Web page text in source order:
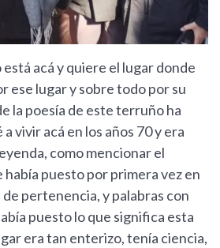
acá y quiere el lugar donde
ese lugar y sobre todo por su
la poesía de este terruño ha
vivir acá en los años 70 y era
como mencionar el
había puesto por primera vez en
pertenencia, y palabras con
puesto lo que significa esta
era tan enterizo, tenía ciencia,